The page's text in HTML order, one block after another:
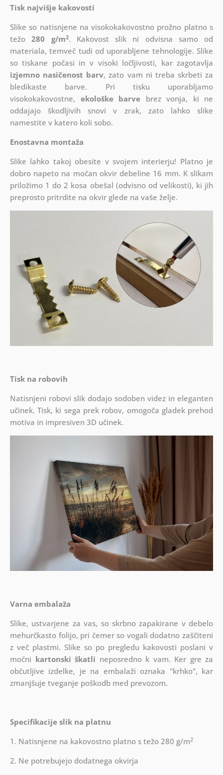
Tisk najvišje kakovosti
Slike so natisnjene na visokokakovostno prožno platno s
težo280 g/m2. Kakovost slik ni odvisna samo od
materiala, temveč tudi od uporabljene tehnologije. Slike
so tiskane počasi in v visoki ločljivosti, kar zagotavlja
izjemno nasičenost barv, zato vam ni treba skrbeti za
bledikaste barve. Pri tisku uporabljamo
visokokakovostne, ekološke barve brez vonja, ki ne
oddajajo škodljivih snovi v zrak, zato lahko slike
namestite v katero koli sobo.
Enostavna montaža
Slike lahko takoj obesite v svojem interierju! Platno je
dobro napeto na močan okvir debeline 16 mm. K slikam
priložimo 1 do 2 kosa obešal (odvisno od velikosti), ki jih
preprosto pritrdite na okvir glede na vaše želje.
Tisk na robovih
Natisnjeni robovi slik dodajo sodoben videz in eleganten
učinek. Tisk, ki sega prek robov, omogoča gladek prehod
motiva in impresiven 3D učinek.
Varna embalaža
Slike, ustvarjene za vas, so skrbno zapakirane v debelo
mehurčkasto folijo, pri čemer so vogali dodatno zaščiteni
z več plastmi. Slike so po pregledu kakovosti poslani v
močni kartonski škatli neposredno k vam. Ker gre za
občutljive izdelke, je na embalaži oznaka "krhko", kar
zmanjšuje tveganje poškodb med prevozom.
Specifikacije slik na platnu
1. Natisnjene na kakovostno platno s težo 280 g/m2
2. Ne potrebujejo dodatnega okvirja